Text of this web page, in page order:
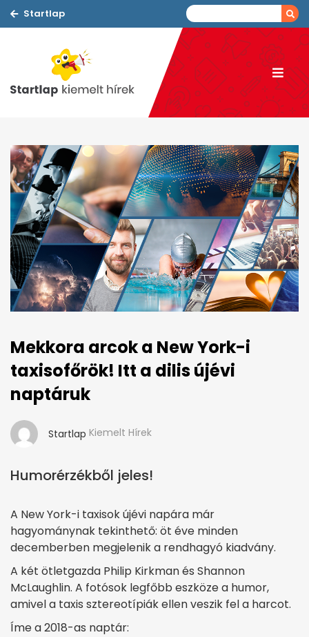
Startlap
Mekkora arcok a New York-i
taxisofőrök! Itt a dilis újévi
naptáruk
Startlap Kiemelt Hírek
Humorérzékből jeles!
A New York-i taxisok újévi napára már
hagyománynak tekinthető: öt éve minden
decemberben megjelenik a rendhagyó kiadvány.
A két ötletgazda Philip Kirkman és Shannon
McLaughlin. A fotósok legfőbb eszköze a humor,
amivel a taxis sztereotípiák ellen veszik fel a harcot.
Íme a 2018-as naptár: